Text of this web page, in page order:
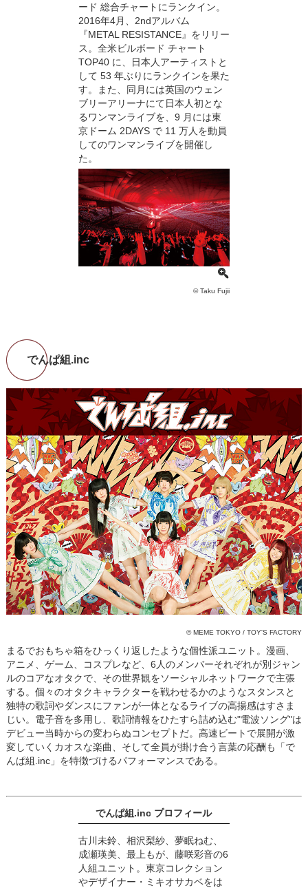
ード 総合チャートにランクイン。
2016年4月、2ndアルバム
『METAL RESISTANCE』をリリー
ス。全米ビルボード チャート
TOP40 に、日本人アーティストと
して 53 年ぶりにランクインを果た
す。また、同月には英国のウェン
ブリーアリーナにて日本人初とな
るワンマンライブを、9 月には東
京ドーム 2DAYS で 11 万人を動員
してのワンマンライブを開催し
た。
© Taku Fujii
でんぱ組.inc
© MEME TOKYO / TOY'S FACTORY
まるでおもちゃ箱をひっくり返したような個性派ユニット。漫画、
アニメ、ゲーム、コスプレなど、6人のメンバーそれぞれが別ジャン
ルのコアなオタクで、その世界観をソーシャルネットワークで主張
する。個々のオタクキャラクターを戦わせるかのようなスタンスと
独特の歌詞やダンスにファンが一体となるライブの高揚感はすさま
じい。電子音を多用し、歌詞情報をひたすら詰め込む"電波ソング"は
デビュー当時からの変わらぬコンセプトだ。高速ビートで展開が激
変していくカオスな楽曲、そして全員が掛け合う言葉の応酬も「で
んぱ組.inc」を特徴づけるパフォーマンスである。
でんぱ組.inc プロフィール
古川未鈴、相沢梨紗、夢眠ねむ、
成瀬瑛美、最上もが、藤咲彩音の6
人組ユニット。東京コレクション
やデザイナー・ミキオサカベをは